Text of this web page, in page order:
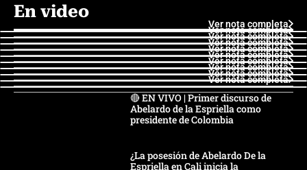
En video
Ver nota completa
Ver nota completa
Ver nota completa
Ver nota completa
Ver nota completa
Ver nota completa
Ver nota completa
Ver nota completa
Ver nota completa
Ver nota completa
🔴 EN VIVO | Primer discurso de
Abelardo de la Espriella como
presidente de Colombia
¿La posesión de Abelardo De la
Espriella en Cali inicia la